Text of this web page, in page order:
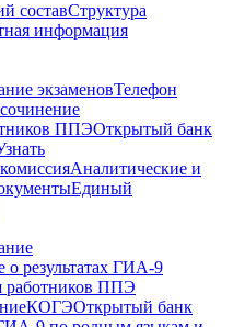
составСтруктура
информация
экзаменовТелефон
ППЭОткрытый банк
Аналитические и
Единый
результатах ГИА-9
работников ППЭ
КОГЭОткрытый банк